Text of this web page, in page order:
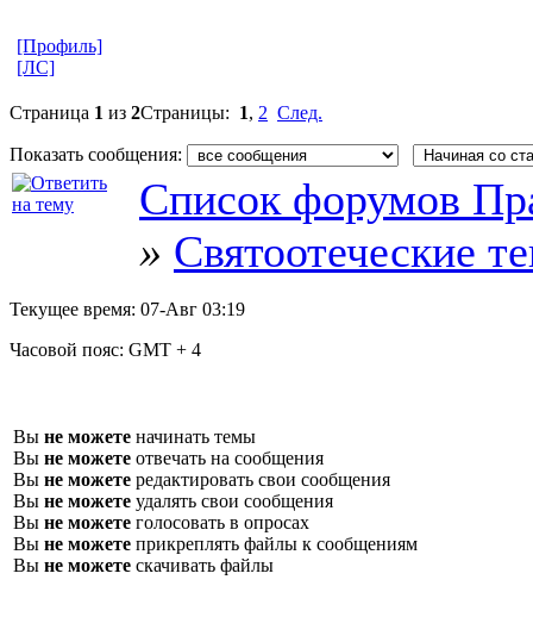
[Профиль]
[ЛС]
Страница 1 из 2Страницы: 1, 2 След.
Показать сообщения:
Список форумов
» Святоотеческие
Текущее время: 07-Авг 03:19
Часовой пояс: GMT + 4
Вы не можете начинать темы
Вы не можете отвечать на сообщения
Вы не можете редактировать свои сообщения
Вы не можете удалять свои сообщения
Вы не можете голосовать в опросах
Вы не можете прикреплять файлы к сообщениям
Вы не можете скачивать файлы